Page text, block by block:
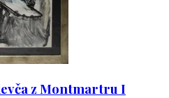
z Montmartru I